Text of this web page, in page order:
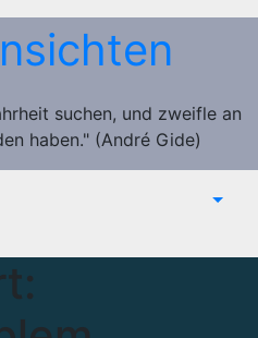
suchen, und zweifle an
haben." (André Gide)